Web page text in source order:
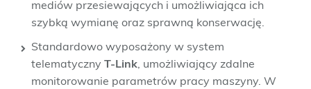
mediów przesiewających i umożliwiająca ich
szybką wymianę oraz sprawną konserwację.
Standardowo wyposażony w system
telematyczny T-Link, umożliwiający zdalne
monitorowanie parametrów pracy maszyny. W